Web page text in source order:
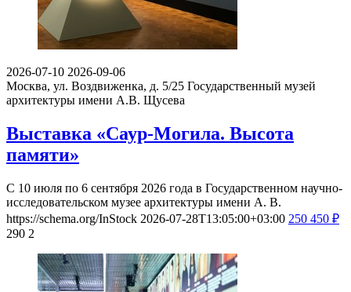
2026-07-10 2026-09-06
Москва, ул. Воздвиженка, д. 5/25 Государственный музей
архитектуры имени А.В. Щусева
Выставка «Саур-Могила. Высота
памяти»
С 10 июля по 6 сентября 2026 года в Государственном научно-
исследовательском музее архитектуры имени А. В.
https://schema.org/InStock 2026-07-28T13:05:00+03:00 250 450 ₽
290 2